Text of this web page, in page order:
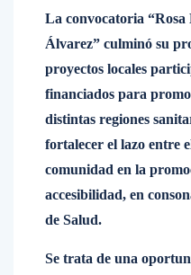
La convocatoria “Rosa
Álvarez” culminó su
proyectos locales
financiados para
distintas regiones
fortalecer el lazo entre
comunidad en la
accesibilidad, en
de Salud.
Se trata de una